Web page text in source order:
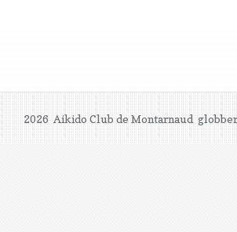
2026 Aikido Club de Montarnaud